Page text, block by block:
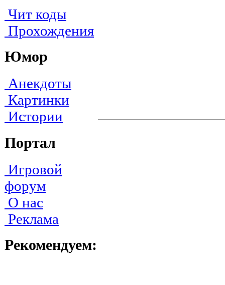
Чит коды
Прохождения
Юмор
Анекдоты
Картинки
Истории
Портал
Игровой
форум
О нас
Реклама
Рекомендуем: